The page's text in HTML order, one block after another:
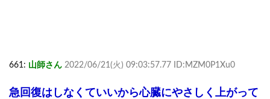
661: 山師さん 2022/06/21(火) 09:03:57.77 ID:MZM0P1Xu0
急回復はしなくていいから心臓にやさしく上がって